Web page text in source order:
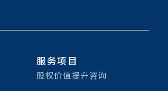
服务项目
股权价值提升咨询